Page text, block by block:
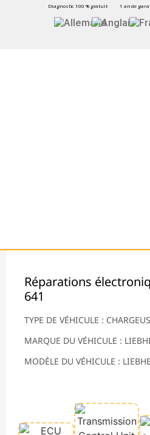
Diagnostic 100 % gratuit 1 an de
Réparations
641
TYPE DE VÉHICULE :
MARQUE DU VÉHICULE :
MODÈLE DU VÉHICULE :